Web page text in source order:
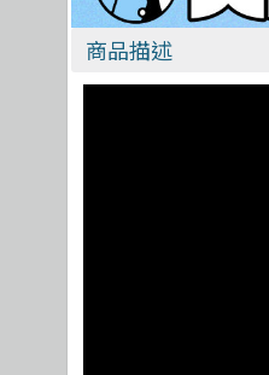
商品描述